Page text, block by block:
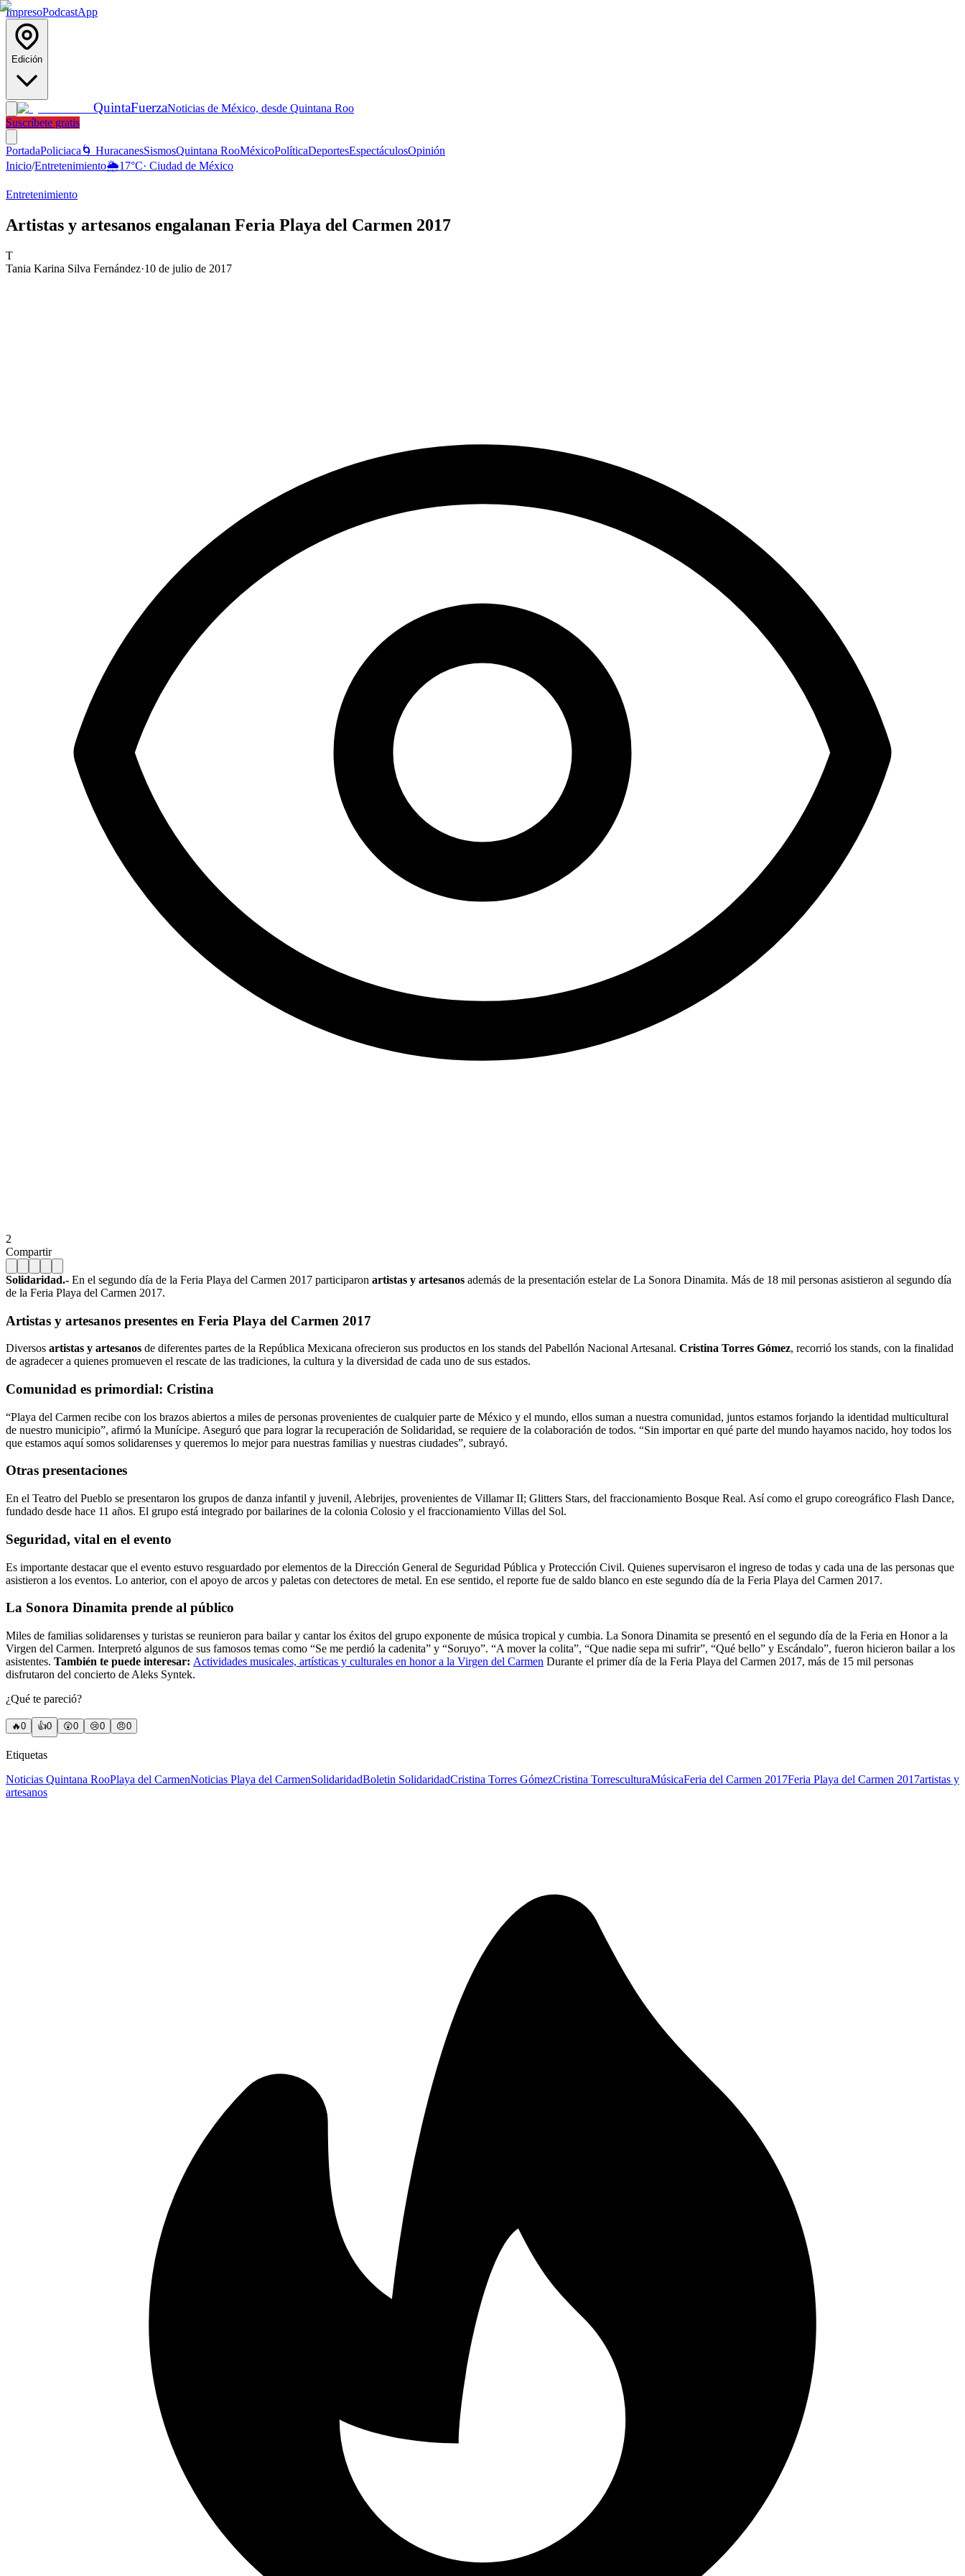
ImpresoPodcastApp
Edición
QuintaFuerzaNoticias de México, desde Quintana Roo
Suscríbete gratis
PortadaPoliciaca 🌀 HuracanesSismosQuintana RooMéxicoPolíticaDeportesEspectáculosOpinión
Inicio/Entretenimiento🌦️17°C· Ciudad de México
Entretenimiento
Artistas y artesanos engalanan Feria Playa del Carmen 2017
T
Tania Karina Silva Fernández·10 de julio de 2017
2
Compartir
Solidaridad.- En el segundo día de la Feria Playa del Carmen 2017 participaron artistas y artesanos además de la presentación estelar de La Sonora Dinamita. Más de 18 mil personas asistieron al segundo día
de la Feria Playa del Carmen 2017.
Artistas y artesanos presentes en Feria Playa del Carmen 2017
Diversos artistas y artesanos de diferentes partes de la República Mexicana ofrecieron sus productos en los stands del Pabellón Nacional Artesanal. Cristina Torres Gómez, recorrió los stands, con la finalidad
de agradecer a quienes promueven el rescate de las tradiciones, la cultura y la diversidad de cada uno de sus estados.
Comunidad es primordial: Cristina
“Playa del Carmen recibe con los brazos abiertos a miles de personas provenientes de cualquier parte de México y el mundo, ellos suman a nuestra comunidad, juntos estamos forjando la identidad multicultural
de nuestro municipio”, afirmó la Munícipe. Aseguró que para lograr la recuperación de Solidaridad, se requiere de la colaboración de todos. “Sin importar en qué parte del mundo hayamos nacido, hoy todos los
que estamos aquí somos solidarenses y queremos lo mejor para nuestras familias y nuestras ciudades”, subrayó.
Otras presentaciones
En el Teatro del Pueblo se presentaron los grupos de danza infantil y juvenil, Alebrijes, provenientes de Villamar II; Glitters Stars, del fraccionamiento Bosque Real. Así como el grupo coreográfico Flash Dance,
fundado desde hace 11 años. El grupo está integrado por bailarines de la colonia Colosio y el fraccionamiento Villas del Sol.
Seguridad, vital en el evento
Es importante destacar que el evento estuvo resguardado por elementos de la Dirección General de Seguridad Pública y Protección Civil. Quienes supervisaron el ingreso de todas y cada una de las personas que
asistieron a los eventos. Lo anterior, con el apoyo de arcos y paletas con detectores de metal. En ese sentido, el reporte fue de saldo blanco en este segundo día de la Feria Playa del Carmen 2017.
La Sonora Dinamita prende al público
Miles de familias solidarenses y turistas se reunieron para bailar y cantar los éxitos del grupo exponente de música tropical y cumbia. La Sonora Dinamita se presentó en el segundo día de la Feria en Honor a la
Virgen del Carmen. Interpretó algunos de sus famosos temas como “Se me perdió la cadenita” y “Soruyo”. “A mover la colita”, “Que nadie sepa mi sufrir”, “Qué bello” y Escándalo”, fueron hicieron bailar a los
asistentes. También te puede interesar: Actividades musicales, artísticas y culturales en honor a la Virgen del Carmen Durante el primer día de la Feria Playa del Carmen 2017, más de 15 mil personas
disfrutaron del concierto de Aleks Syntek.
¿Qué te pareció?
🔥0 👍0 😲0 😢0 😠0
Etiquetas
Noticias Quintana RooPlaya del CarmenNoticias Playa del CarmenSolidaridadBoletin SolidaridadCristina Torres GómezCristina TorresculturaMúsicaFeria del Carmen 2017Feria Playa del Carmen 2017artistas y
artesanos